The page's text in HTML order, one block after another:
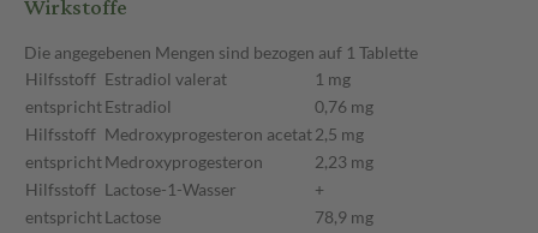
Die angegebenen Mengen sind bezogen auf 1 Tablette
Hilfsstoff Estradiol valerat
1 mg
entsprichtEstradiol
0,76 mg
Hilfsstoff Medroxyprogesteron acetat2,5 mg
entsprichtMedroxyprogesteron
2,23 mg
Hilfsstoff Lactose-1-Wasser
+
entsprichtLactose
78,9 mg